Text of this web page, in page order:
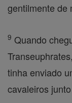
gentilmente de
9 Quando
tinha enviado
cavaleiros